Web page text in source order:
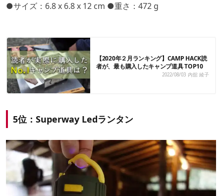
●サイズ：6.8 x 6.8 x 12 cm ●重さ：472 g
【2020年２月ランキング】CAMP HACK読
者が、最も購入したキャンプ道具 TOP10
2022/08/03 内舘 綾子
5位：Superway Ledランタン